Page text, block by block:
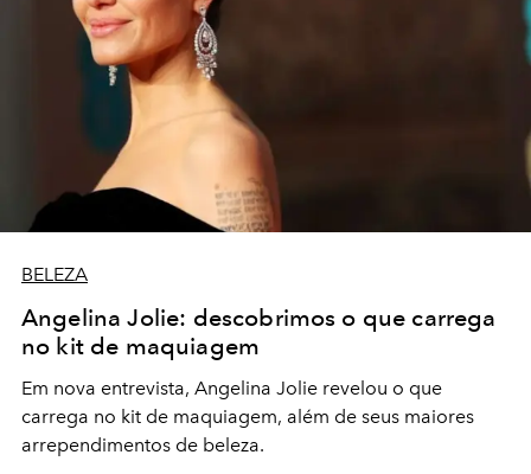
BELEZA
Angelina Jolie: descobrimos o que carrega
no kit de maquiagem
Em nova entrevista, Angelina Jolie revelou o que
carrega no kit de maquiagem, além de seus maiores
arrependimentos de beleza.